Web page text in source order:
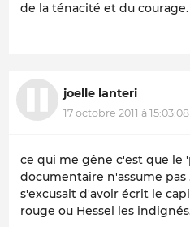
de la ténacité et du
joelle lanteri
17 octobre 2011 à 15:03:08
ce qui me gêne c'est que le
documentaire n'assume pas
s'excusait d'avoir écrit le
rouge ou Hessel les